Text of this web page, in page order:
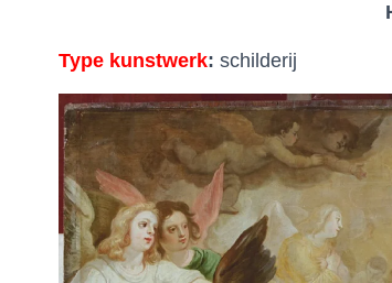
Type kunstwerk: schilderij